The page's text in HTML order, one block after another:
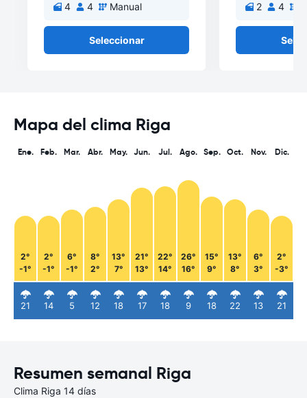
4 4 Manual
Seleccionar
2 4
Mapa del clima Riga
Ene.
2°
-1°
21
Feb.
2°
-1°
14
Mar.
6°
-1°
5
Abr.
8°
2°
12
May.
13°
7°
18
Jun.
21°
13°
17
Jul.
22°
14°
18
Ago.
26°
16°
9
Sep.
15°
9°
18
Oct.
13°
8°
22
Nov.
6°
3°
13
Dic.
2°
-3°
21
Resumen semanal Riga
Clima Riga 14 días